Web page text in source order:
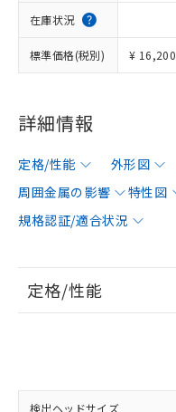
在庫状況
標準価格(税別) ¥ 16,200
詳細情報
定格/性能 外形図
周囲金属の影響
特性図
規格認証/適合状況
定格/性能
検出ヘッドサイズ